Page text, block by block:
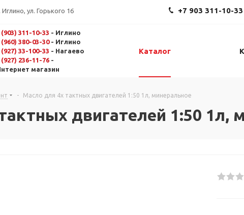
Иглино, ул. Горького 16 +7 903 311-10-33
(903) 311-10-33 - Иглино
(960) 380-03-30- Иглино
(927) 33-100-33 - Нагаево
(927) 236-11-76 -
магазин
Каталог
- Масло для 4х тактных двигателей 1:50 1л, минеральное
двигателей 1:50 1л,